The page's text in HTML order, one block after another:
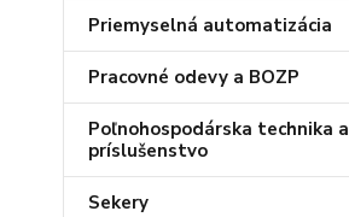
Priemyselná automatizácia
Pracovné odevy a BOZP
Poľnohospodárska technika a
príslušenstvo
Sekery